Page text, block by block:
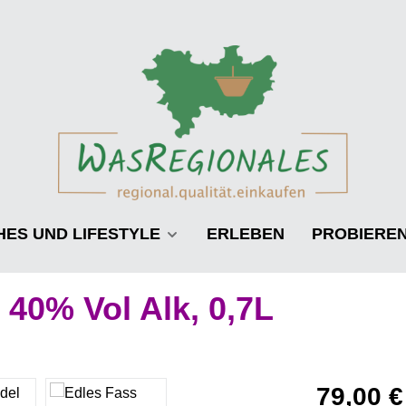
UND LIFESTYLE ERLEBEN
Vol Alk, 0,7L
Regulärer
79,00 €